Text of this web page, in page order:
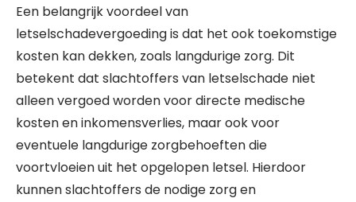
Een belangrijk voordeel van
letselschadevergoeding is dat het ook toekomstige
kosten kan dekken, zoals langdurige zorg. Dit
betekent dat slachtoffers van letselschade niet
alleen vergoed worden voor directe medische
kosten en inkomensverlies, maar ook voor
eventuele langdurige zorgbehoeften die
voortvloeien uit het opgelopen letsel. Hierdoor
kunnen slachtoffers de nodige zorg en